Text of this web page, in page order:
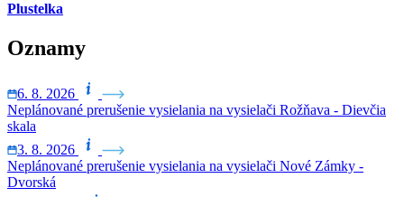
Plustelka
Oznamy
6. 8. 2026
Neplánované prerušenie vysielania na vysielači Rožňava - Dievčia
skala
3. 8. 2026
Neplánované prerušenie vysielania na vysielači Nové Zámky -
Dvorská